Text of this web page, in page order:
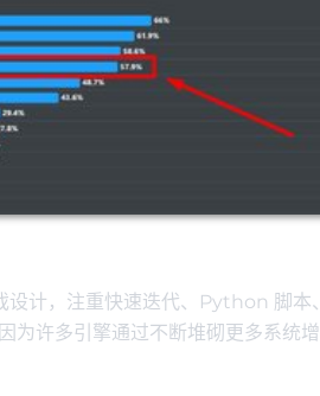
设计，注重快速迭代、Python 脚本
为许多引擎通过不断堆砌更多系统